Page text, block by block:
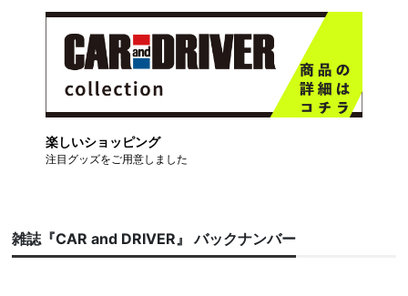
楽しいショッピング
注目グッズをご用意しました
雑誌『CAR and DRIVER』 バックナンバー